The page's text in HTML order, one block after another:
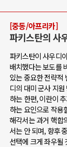
[중동/아프리카]
파키스탄의 사
파키스탄이 사우디
배치했다는 보도를
있는 중요한 전략적
디의 대미 군사 지
하는 한편, 이란이
하는 요인으로 작용
해각서는 과거 핵합
서는 안 되며, 향후
선택에 크게 좌우될